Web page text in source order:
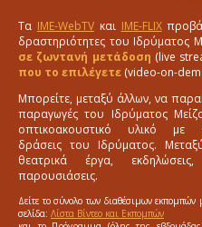
Τα IME-WebTVκαι IME-FLIX
δραστηριότητες του Ιδρύματος
σε ζωντανή μετάδοση (live
που το επιλέγετε (video-on-
Μπορείτε, μεταξύ άλλων, να
παραγωγές του Ιδρύματος
οπτικοακουστικό υλικό
δράσεις του Ιδρύματος.
θεατρικά έργα,
παρουσιάσεις.
Δείτε το σύνολο των διαθέσιμων
σελίδα: Λίστα Βίντεο και Εκπομπών